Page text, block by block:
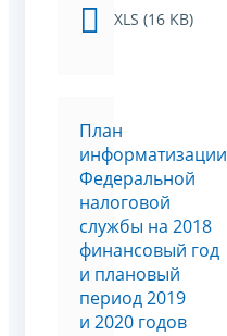
XLS (16 KB)
План
информатизации
Федеральной
налоговой
службы на 2018
финансовый год
и плановый
период 2019
и 2020 годов